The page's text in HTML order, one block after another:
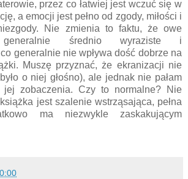
przez co łatwiej jest wczuć się w
a emocji jest pełno od zgody, miłości i
Nie zmienia to faktu, że owe
średnio wyraziste i
generalnie nie wpływa dość dobrze na
Muszę przyznać, że ekranizacji nie
o niej głośno), ale jednak nie pałam
zobaczenia. Czy to normalne? Nie
jest szalenie wstrząsająca, pełna
ma niezwykle zaskakującym